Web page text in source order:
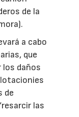
de la
a cabo
que
los daños
de
las